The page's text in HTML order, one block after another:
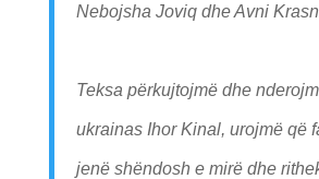
Nebojsha Joviq dhe Avni
Teksa përkujtojmë dhe
ukrainas Ihor Kinal, urojmë që
jenë shëndosh e mirë dhe